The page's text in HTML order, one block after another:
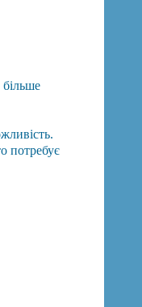
потребує